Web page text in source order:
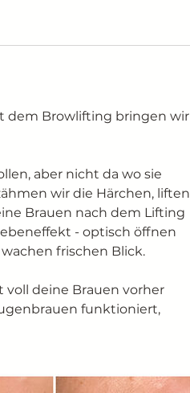
dem Browlifting bringen wir
aber nicht da wo sie
wir die Härchen, liften
Brauen nach dem Lifting
- optisch öffnen
frischen Blick.
voll deine Brauen vorher
funktioniert,